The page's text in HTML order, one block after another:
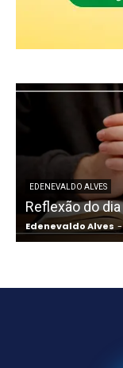
EDENEVALDO ALVES
Reflexão do dia
Edenevaldo Alves -